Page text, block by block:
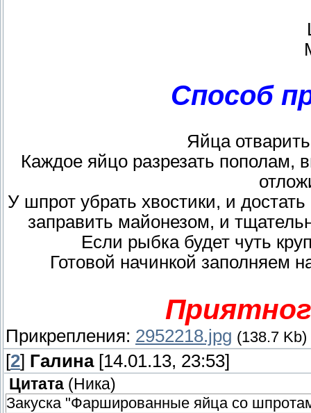
Способ
Яйца
Каждое яйцо разрезать пополам,
У шпрот убрать хвостики, и
заправить майонезом, и
Если рыбка будет чуть
Готовой начинкой заполняем
Прикрепления: 2952218.jpg (138.7 Kb)
[2] Галина[14.01.13, 23:53]
Цитата ( Ника)
Закуска "Фаршированные яйца со